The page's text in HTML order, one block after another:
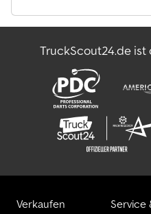
380 - 1180 mm - Bedienung
E30 - Innenspiegel Spafax -
Protektor mit Schalter - LSP 0.5
ANL1030378
TruckScout24.de ist
Verkaufen Service